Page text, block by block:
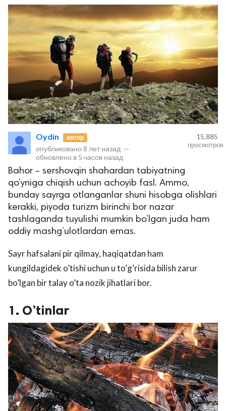
Oydin автор
опубликовано 8 лет назад —
обновлено в 5 часов назад
15,885
просмотров
Bahor – sershovqin shahardan tabiyatning
qo’yniga chiqish uchun achoyib fasl. Ammo,
bunday sayrga otlanganlar shuni hisobga olishlari
kerakki, piyoda turizm birinchi bor nazar
tashlaganda tuyulishi mumkin bo’lgan juda ham
oddiy mashg’ulotlardan emas.
Sayr hafsalani pir qilmay, haqiqatdan ham
kungildagidek o’tishi uchun u to’g’risida bilish zarur
bo’lgan bir talay o’ta nozik jihatlari bor.
1. O’tinlar